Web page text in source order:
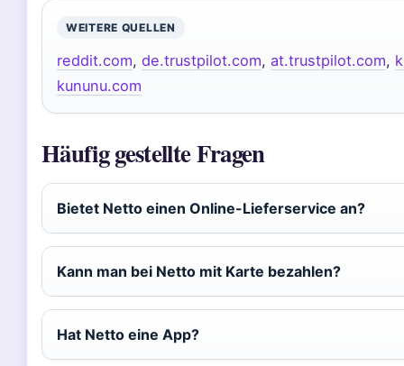
WEITERE QUELLEN
reddit.com, de.trustpilot.com, at.trustpilot.com,
kununu.com
Häufig gestellte Fragen
Bietet Netto einen Online-Lieferservice an?
Kann man bei Netto mit Karte bezahlen?
Hat Netto eine App?